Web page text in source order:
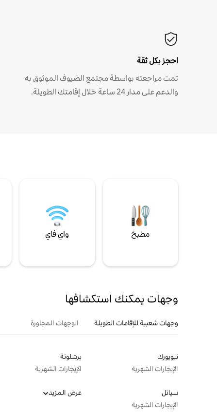
احجز بكل ثقة
تمت مراجعته بواسطة مجتمع الضيوف الموثوق به
والدعم على مدار 24 ساعة خلال إقامتك الطويلة.
مطبخ واي فاي
وجهات يمكنك استكشافها
وجهات شعبية للإقامات الطويلة الوجهات المجاورة
نيويورك
الإيجارات الشهرية
برشلونة
الإيجارات الشهرية
سياتل
الإيجارات الشهرية
عرض المزيد